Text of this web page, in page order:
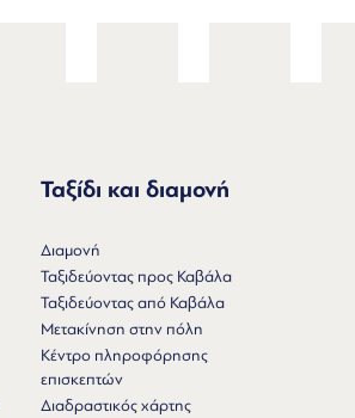
Ταξίδι και διαμονή
Διαμονή
Ταξιδεύοντας προς Καβάλα
Ταξιδεύοντας από Καβάλα
Μετακίνηση στην πόλη
Κέντρο πληροφόρησης
επισκεπτών
Διαδραστικός χάρτης